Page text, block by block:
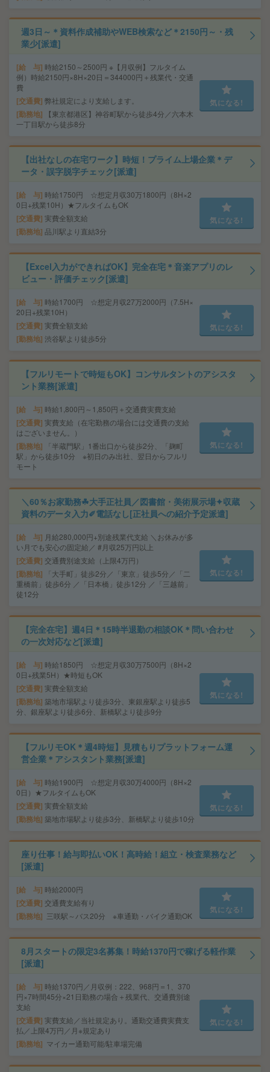
週3日～＊資料作成補助やWEB検索など＊2150円～・残
業少[派遣]
給 与 時給2150～2500円 ※【月収例】フルタイム
例）時給2150円×8H×20日＝344000円＋残業代・交通
費
交通費 弊社規定により支給します。
勤務地
【東京都港区】神谷町駅から徒歩4分／六本木
一丁目駅から徒歩8分
気になる!
【出社なしの在宅ワーク】時短！プライム上場企業＊デ
ータ・誤字脱字チェック[派遣]
給 与 時給1750円 ☆想定月収30万1800円（8H×2
0日+残業10H）★フルタイムもOK
交通費 実費全額支給
勤務地 品川駅より直結3分
気になる!
【Excel入力ができればOK】完全在宅＊音楽アプリのレ
ビュー・評価チェック[派遣]
給 与 時給1700円 ☆想定月収27万2000円（7.5H×
20日+残業10H）
交通費 実費全額支給
勤務地 渋谷駅より徒歩5分
気になる!
【フルリモートで時短もOK】コンサルタントのアシスタ
ント業務[派遣]
給 与 時給1,800円～1,850円＋交通費実費支給
交通費 実費支給（在宅勤務の場合には交通費の支給
はございません。）
勤務地
「半蔵門駅」1番出口から徒歩2分、「麹町
駅」から徒歩10分 ※初日のみ出社、翌日からフルリ
モート
気になる!
＼60％お家勤務☘大手正社員／図書館・美術展示場✦収蔵
資料のデータ入力✐電話なし[正社員への紹介予定派遣]
給 与 月給280,000円+別途残業代支給 ＼お休みが多
い月でも安心の固定給／ #月収25万円以上
交通費 交通費別途支給（上限4万円）
勤務地
「大手町」徒歩2分／「東京」徒歩5分／「二
重橋前」徒歩6分 ／「日本橋」徒歩12分 ／「三越前」
徒12分
気になる!
【完全在宅】週4日＊15時半退勤の相談OK＊問い合わせ
の一次対応など[派遣]
給 与 時給1850円 ☆想定月収30万7500円（8H×2
0日+残業5H）★時短もOK
交通費 実費全額支給
勤務地 築地市場駅より徒歩3分、東銀座駅より徒歩5
分、銀座駅より徒歩6分、新橋駅より徒歩9分
気になる!
【フルリモOK＊週4時短】見積もりプラットフォーム運
営企業＊アシスタント業務[派遣]
給 与 時給1900円 ☆想定月収30万4000円（8H×2
0日）★フルタイムもOK
交通費 実費全額支給
勤務地 築地市場駅より徒歩3分、新橋駅より徒歩10分
気になる!
座り仕事！給与即払いOK！高時給！組立・検査業務など
[派遣]
給 与 時給2000円
交通費 交通費支給有り
勤務地 三咲駅～バス20分 ※車通勤・バイク通勤OK
気になる!
8月スタートの限定3名募集！時給1370円で稼げる軽作業
[派遣]
給 与 時給1370円／月収例：222、968円＝1、370
円×7時間45分×21日勤務の場合＋残業代、交通費別途
支給
交通費 実費支給／当社規定あり。通勤交通費実費支
払／上限4万円／月※規定あり
勤務地 マイカー通勤可能/駐車場完備
気になる!